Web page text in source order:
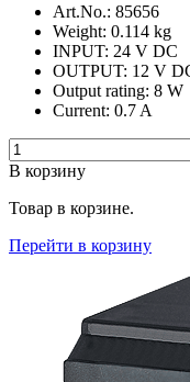
Art.No.: 85656
Weight: 0.114 kg
INPUT: 24 V DC
OUTPUT: 12 V
Output rating: 8 W
Current: 0.7 A
В корзину
Товар в корзине.
Перейти в корзину